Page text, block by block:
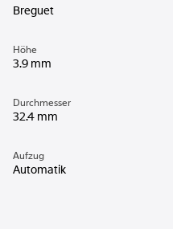
Breguet
Höhe
3.9 mm
Durchmesser
32.4 mm
Aufzug
Automatik